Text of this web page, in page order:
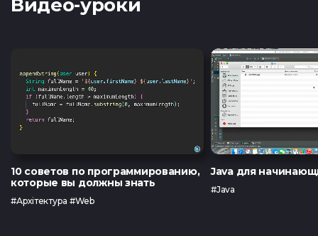
Видео-уроки
10 советов по программированию,
которые вы должны знать
#Архітектура #Web
Java для
#Java